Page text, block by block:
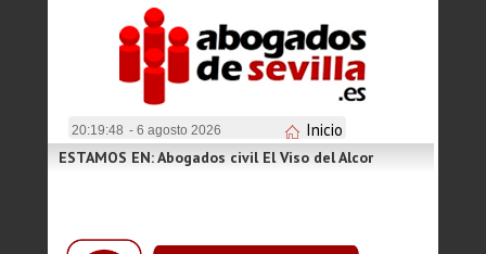
20:19:49 - 6 agosto 2026 Inicio
ESTAMOS EN: Abogados civil El Viso del Alcor